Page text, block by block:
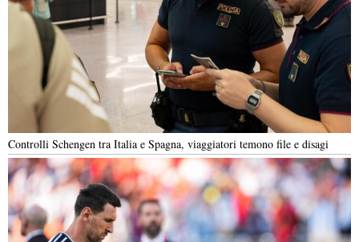
Controlli Schengen tra Italia e Spagna, viaggiatori temono file e disagi